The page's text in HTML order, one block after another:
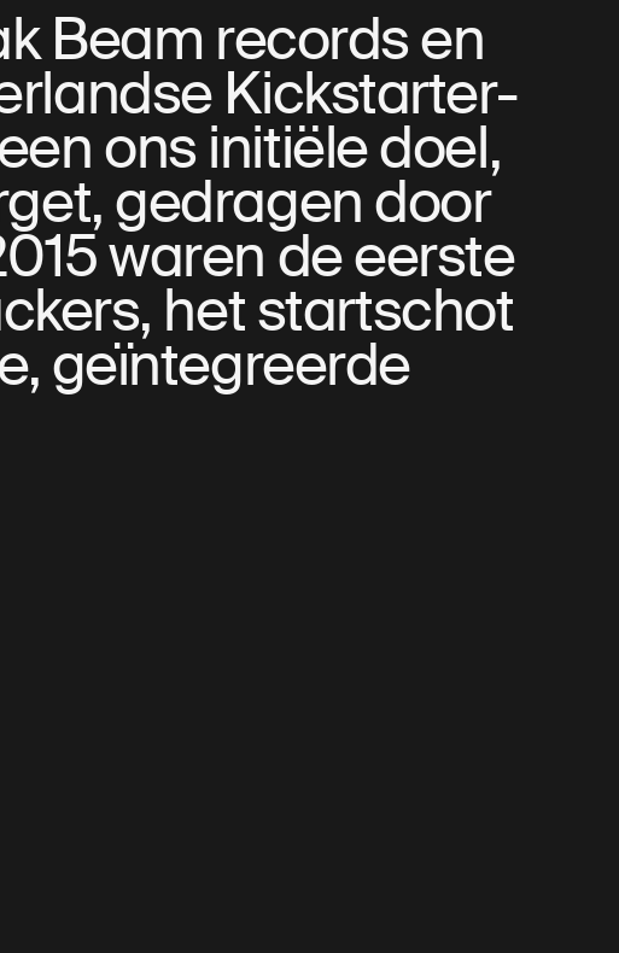
Beam records en
Kickstarter-
ons initiële doel,
gedragen door
waren de eerste
het startschot
geïntegreerde